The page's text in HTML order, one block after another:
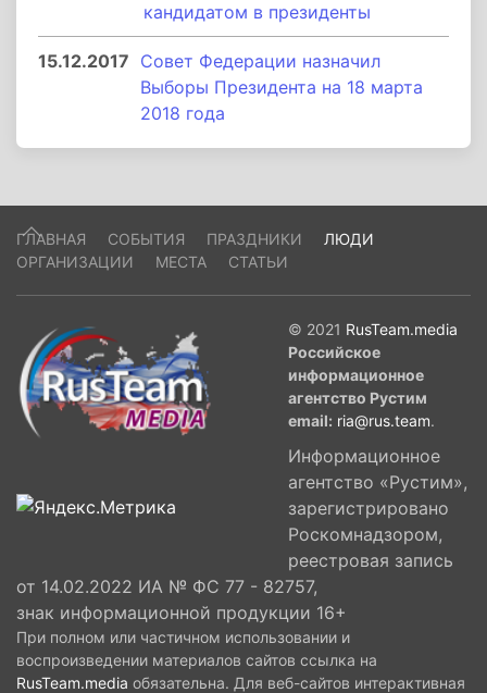
кандидатом в президенты
15.12.2017 Совет Федерации назначил
Выборы Президента на 18 марта
2018 года
ГЛАВНАЯ СОБЫТИЯ ПРАЗДНИКИ
ЛЮДИ
ОРГАНИЗАЦИИ
МЕСТА СТАТЬИ
© 2021 RusTeam.media
Российское
информационное
агентство Рустим
email: ria@rus.team.
Информационное
агентство «Рустим»,
зарегистрировано
Роскомнадзором,
реестровая запись
от 14.02.2022 ИА № ФС 77 - 82757,
знак информационной продукции 16+
При полном или частичном использовании и
воспроизведении материалов сайтов ссылка на
RusTeam.media обязательна. Для веб-сайтов интерактивная